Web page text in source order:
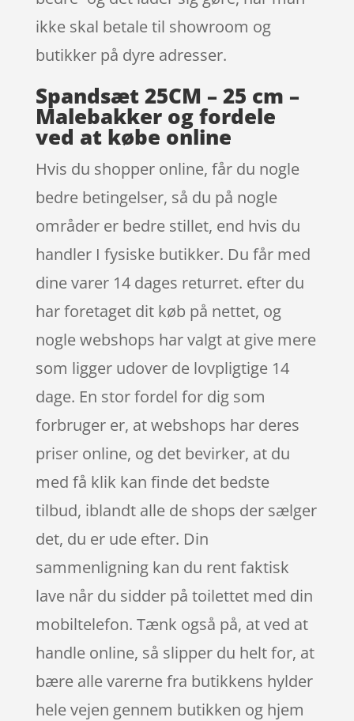
ikke skal betale til showroom og
butikker på dyre adresser.
Spandsæt 25CM – 25 cm –
Malebakker og fordele
ved at købe online
Hvis du shopper online, får du nogle
bedre betingelser, så du på nogle
områder er bedre stillet, end hvis du
handler I fysiske butikker. Du får med
dine varer 14 dages returret. efter du
har foretaget dit køb på nettet, og
nogle webshops har valgt at give mere
som ligger udover de lovpligtige 14
dage. En stor fordel for dig som
forbruger er, at webshops har deres
priser online, og det bevirker, at du
med få klik kan finde det bedste
tilbud, iblandt alle de shops der sælger
det, du er ude efter. Din
sammenligning kan du rent faktisk
lave når du sidder på toilettet med din
mobiltelefon. Tænk også på, at ved at
handle online, så slipper du helt for, at
bære alle varerne fra butikkens hylder
hele vejen gennem butikken og hjem